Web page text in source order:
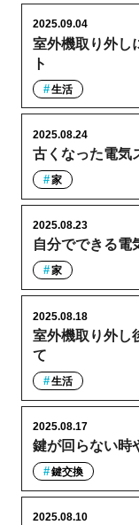
室外機取り外し
ト
2025.09.04
生活
古くなった電気
2025.08.24
家
自分でできる電
2025.08.23
家
室外機取り外し
て
2025.08.18
生活
鍵が回らない時
2025.08.17
鍵交換
2025.08.10